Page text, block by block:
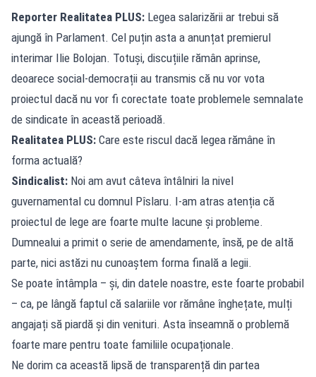
Reporter Realitatea PLUS: Legea salarizării ar trebui să
ajungă în Parlament. Cel puțin asta a anunțat premierul
interimar Ilie Bolojan. Totuși, discuțiile rămân aprinse,
deoarece social-democrații au transmis că nu vor vota
proiectul dacă nu vor fi corectate toate problemele semnalate
de sindicate în această perioadă.
Realitatea PLUS: Care este riscul dacă legea rămâne în
forma actuală?
Sindicalist: Noi am avut câteva întâlniri la nivel
guvernamental cu domnul Pîslaru. I-am atras atenția că
proiectul de lege are foarte multe lacune și probleme.
Dumnealui a primit o serie de amendamente, însă, pe de altă
parte, nici astăzi nu cunoaștem forma finală a legii.
Se poate întâmpla – și, din datele noastre, este foarte probabil
– ca, pe lângă faptul că salariile vor rămâne înghețate, mulți
angajați să piardă și din venituri. Asta înseamnă o problemă
foarte mare pentru toate familiile ocupaționale.
Ne dorim ca această lipsă de transparență din partea